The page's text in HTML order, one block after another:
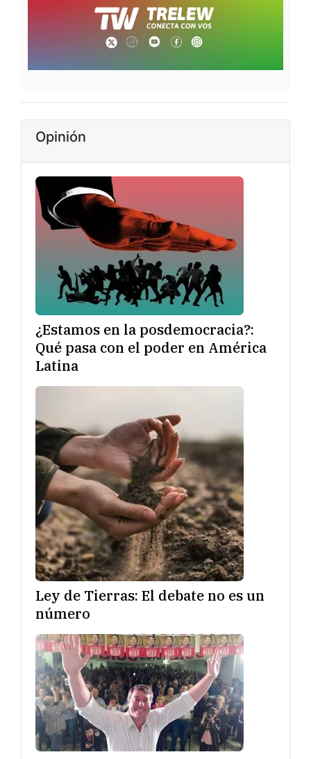
Opinión
¿Estamos en la posdemocracia?:
Qué pasa con el poder en América
Latina
Ley de Tierras: El debate no es un
número